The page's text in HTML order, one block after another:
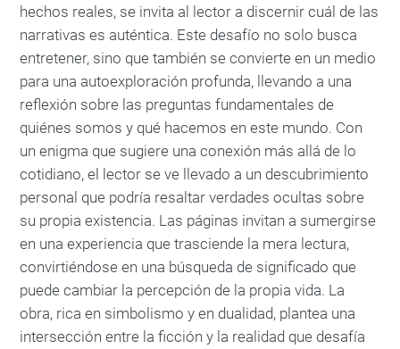
hechos reales, se invita al lector a discernir cuál de las
narrativas es auténtica. Este desafío no solo busca
entretener, sino que también se convierte en un medio
para una autoexploración profunda, llevando a una
reflexión sobre las preguntas fundamentales de
quiénes somos y qué hacemos en este mundo. Con
un enigma que sugiere una conexión más allá de lo
cotidiano, el lector se ve llevado a un descubrimiento
personal que podría resaltar verdades ocultas sobre
su propia existencia. Las páginas invitan a sumergirse
en una experiencia que trasciende la mera lectura,
convirtiéndose en una búsqueda de significado que
puede cambiar la percepción de la propia vida. La
obra, rica en simbolismo y en dualidad, plantea una
intersección entre la ficción y la realidad que desafía